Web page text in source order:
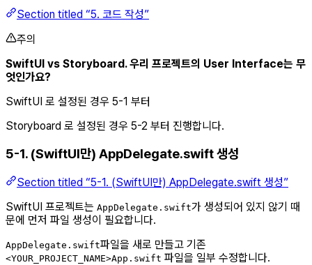
Section titled “5. 코드 작성”
주의
SwiftUI vs Storyboard. 우리 프로젝트의 User Interface는 무
엇인가요?
SwiftUI 로 설정된 경우 5-1 부터
Storyboard 로 설정된 경우 5-2 부터 진행합니다.
5-1. (SwiftUI만) AppDelegate.swift 생성
Section titled “5-1. (SwiftUI만) AppDelegate.swift 생성”
SwiftUI 프로젝트는 AppDelegate.swift가 생성되어 있지 않기 때
문에 먼저 파일 생성이 필요합니다.
AppDelegate.swift파일을 새로 만들고 기존
<YOUR_PROJECT_NAME>App.swift 파일을 일부 수정합니다.